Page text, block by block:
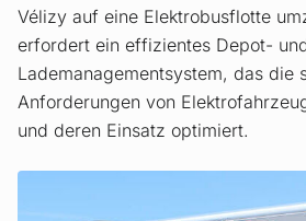
Vélizy auf eine Elektrobusflotte
erfordert ein effizientes Depot-
Lademanagementsystem, das die
Anforderungen von
und deren Einsatz optimiert.